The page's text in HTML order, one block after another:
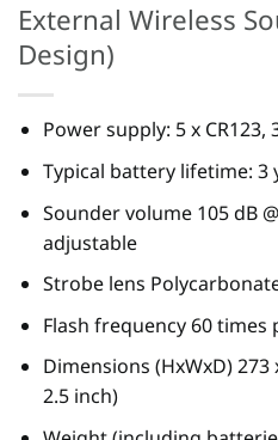
External Wireless
Design)
Power supply: 5 x
Typical battery lifetime: 3
Sounder volume 105 dB
adjustable
Strobe lens
Flash frequency 60 times
Dimensions (HxWxD) 273
2.5 inch)